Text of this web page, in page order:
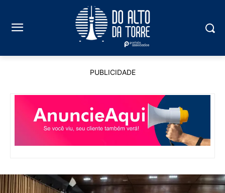
PUBLICIDADE